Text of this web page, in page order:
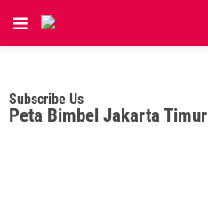
Subscribe Us
Peta Bimbel Jakarta Timur